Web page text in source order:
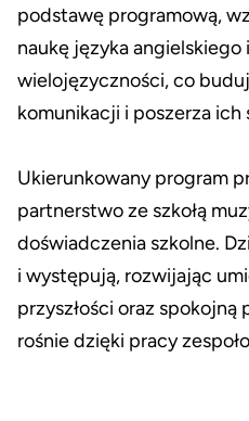
podstawę programową,
naukę języka angielskiego
wielojęzyczności, co
komunikacji i poszerza ich
Ukierunkowany program
partnerstwo ze szkołą
doświadczenia szkolne.
i występują, rozwijając
przyszłości oraz
rośnie dzięki pracy